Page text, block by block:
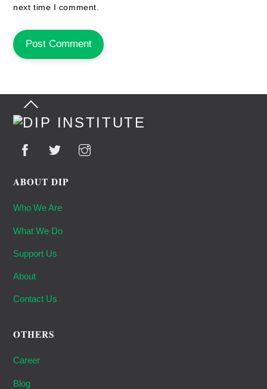
next time I comment.
Back
Top
ABOUT DIP
Who We Are
What We Do
Support Us
About
Contact Us
OTHERS
Career
Blog